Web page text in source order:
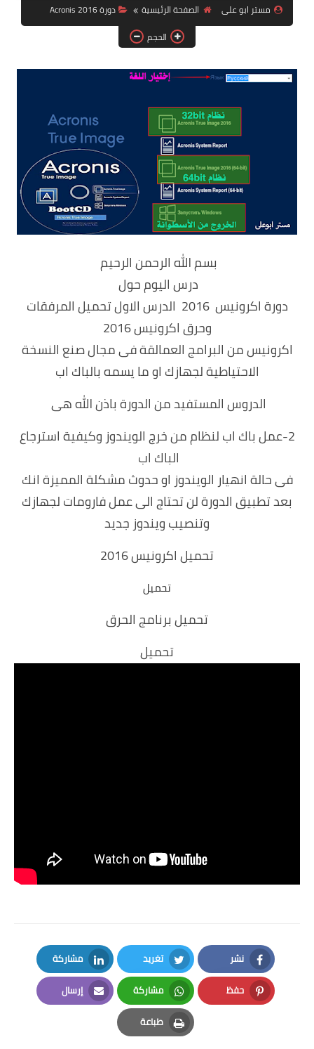
ويندوز 8.1
ويندوز 7
ويندوز xp
ايفون
مراجعات
الربح من الانترنت
مستر ابو على الصفحة الرئيسية
دورة Acronis 2016
الحجم
بسم الله الرحمن الرحيم
درس اليوم حول
دورة اكرونيس 2016 الدرس الاول تحميل المرفقات
وحرق اكرونيس 2016
اكرونيس من البرامج العمالقة فى مجال صنع النسخة
الاحتياطية لجهازك او ما يسمه بالباك اب
الدروس المستفيد من الدورة باذن الله هى
2-عمل باك اب لنظام من خرج الويندوز وكيفية استرجاع
الباك اب
فى حالة انهيار الويندوز او حدوث مشكلة المميزة انك
بعد تطبيق الدورة لن تحتاج الى عمل فارومات لجهازك
وتنصيب ويندوز جديد
تحميل اكرونيس 2016
تحميل
تحميل برنامج الحرق
تحميل
نشر
Facebook
تغريد
Twitter
مشاركة
LinkedIn
حفظ
Pinterest
مشاركة
Whatsapp
إرسال
Email
طباعة
Print